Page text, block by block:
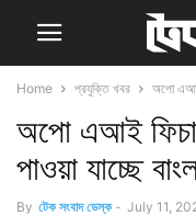
Home প্রযুক্তি খবর অপো এআই
অপো এআই
পাওয়া যাচ্ছে
By টেক সংবাদ ডেস্ক - July 11,